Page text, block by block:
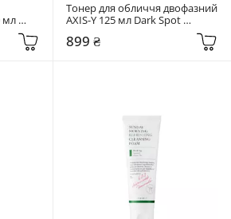
мл
Тонер для обличчя двофазний
AXIS-Y 125 мл Dark Spot
899 ₴